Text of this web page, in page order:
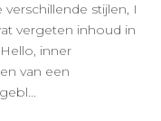
stijlen, I
vergeten inhoud in
inner
van een